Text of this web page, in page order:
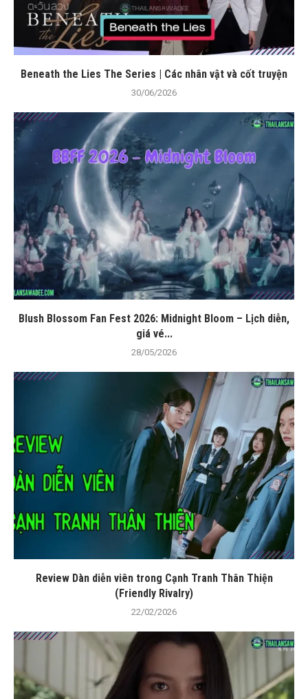
Beneath the Lies The Series | Các nhân vật và cốt truyện
30/06/2026
Blush Blossom Fan Fest 2026: Midnight Bloom – Lịch diễn,
giá vé...
28/05/2026
Review Dàn diễn viên trong Cạnh Tranh Thân Thiện
(Friendly Rivalry)
22/02/2026